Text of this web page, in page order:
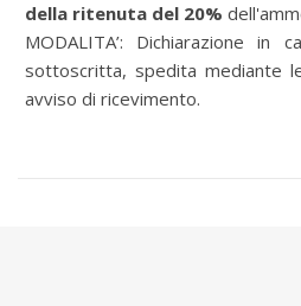
della ritenuta del 20%
MODALITA’: Dichiarazione in
sottoscritta, spedita mediante
avviso di ricevimento.